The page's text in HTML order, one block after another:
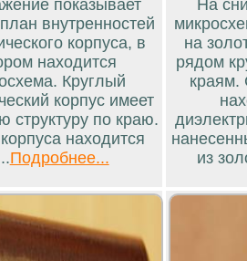
показывает
внутренностей
корпуса, в
находится
Круглый
корпус имеет
структуру по краю.
находится
Подробнее...
На
на
рядом
краям.
из